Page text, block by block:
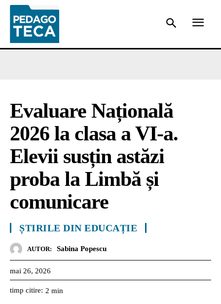
Evaluare Națională
2026 la clasa a VI-a.
Elevii susțin astăzi
proba la Limbă și
comunicare
ȘTIRILE DIN EDUCAȚIE
AUTOR: Sabina Popescu
mai 26, 2026
timp citire: 2 min